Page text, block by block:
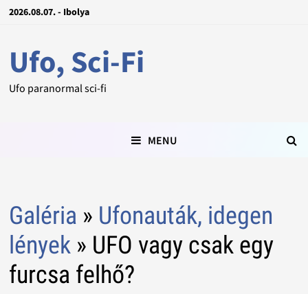
2026.08.07. - Ibolya
Ufo, Sci-Fi
Ufo paranormal sci-fi
MENU
Galéria » Ufonauták, idegen
lények» UFO vagy csak egy
furcsa felhő?